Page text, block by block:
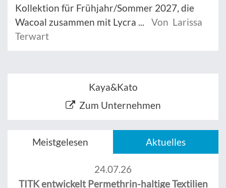
Kollektion für Frühjahr/Sommer 2027, die
Wacoal zusammen mit Lycra ...
Von Larissa
Terwart
Kaya&Kato
Zum Unternehmen
Meistgelesen Aktuelles
24.07.26
TITK entwickelt Permethrin-haltige Textilien